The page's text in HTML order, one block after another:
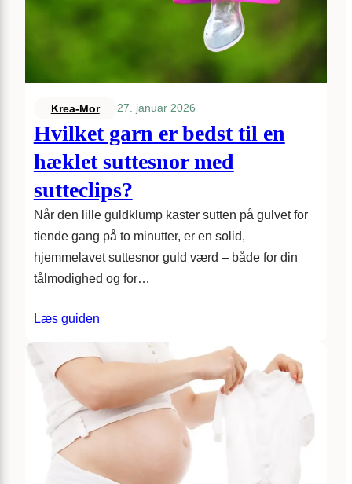
Krea-Mor 27. januar 2026
Hvilket garn er bedst til en
hæklet suttesnor med
sutteclips?
Når den lille guldklump kaster sutten på gulvet for
tiende gang på to minutter, er en solid,
hjemmelavet suttesnor guld værd – både for din
tålmodighed og for…
Læs guiden